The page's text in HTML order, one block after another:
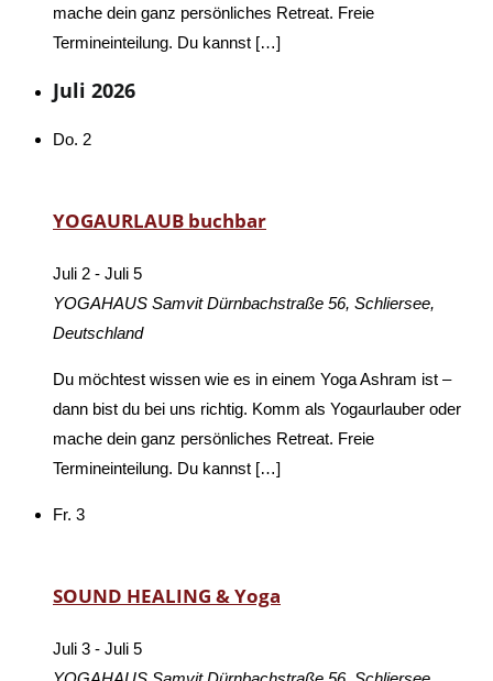
mache dein ganz persönliches Retreat. Freie
Termineinteilung. Du kannst […]
Juli 2026
Do. 2
YOGAURLAUB buchbar
Juli 2 - Juli 5
YOGAHAUS SamvitDürnbachstraße 56, Schliersee,
Deutschland
Du möchtest wissen wie es in einem Yoga Ashram ist –
dann bist du bei uns richtig. Komm als Yogaurlauber oder
mache dein ganz persönliches Retreat. Freie
Termineinteilung. Du kannst […]
Fr. 3
SOUND HEALING & Yoga
Juli 3 - Juli 5